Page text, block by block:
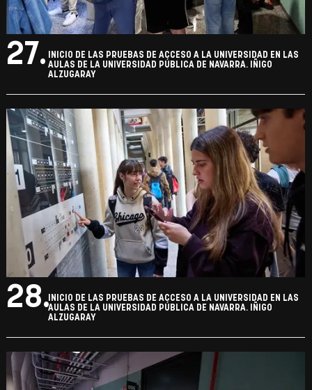
27.
INICIO DE LAS PRUEBAS DE ACCESO A LA UNIVERSIDAD EN LAS
AULAS DE LA UNIVERSIDAD PÚBLICA DE NAVARRA. IÑIGO
ALZUGARAY
28. INICIO DE LAS PRUEBAS DE ACCESO A LA UNIVERSIDAD EN LAS
AULAS DE LA UNIVERSIDAD PÚBLICA DE NAVARRA. IÑIGO
ALZUGARAY